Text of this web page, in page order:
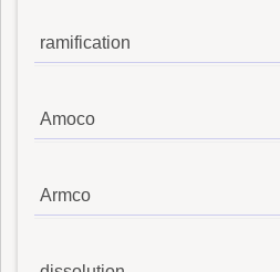
ramification
Amoco
Armco